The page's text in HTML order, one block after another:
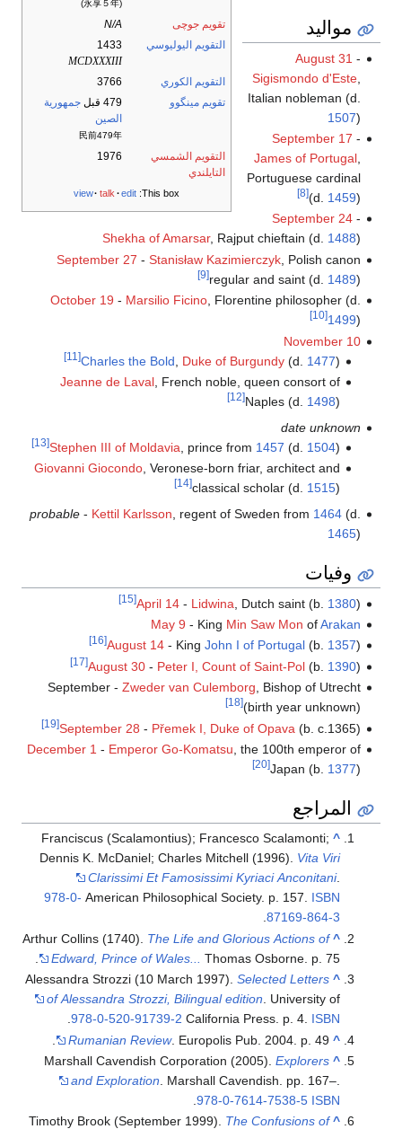
(永享５年)
تقويم جوچى
N/A
التقويم اليوليوسي
1433
MCDXXXIII
التقويم الكوري
3766
تقويم مينگوو
479 قبل
جمهورية
الصين
民前479年
التقويم الشمسي
التايلندي
1976
This box:
view talk edit
مواليد
August 31 -
Sigismondo d'Este,
Italian nobleman (d.
1507)
September 17 -
James of Portugal,
Portuguese cardinal
(d. 1459)
[8]
September 24-
Shekha of Amarsar, Rajput chieftain (d. 1488)
September 27 - Stanisław Kazimierczyk, Polish canon
regular and saint (d. 1489)
[9]
October 19 - Marsilio Ficino, Florentine philosopher (d.
1499)
[10]
November 10
Charles the Bold
Duke of Burgundy (d. 1477)
[11]
Jeanne de Laval , French noble, queen consort of
Naples (d. 1498)
[12]
date unknown
Stephen III of Moldavia , prince from 1457 (d. 1504)
[13]
Giovanni Giocondo, Veronese-born friar, architect and
classical scholar (d. 1515)
[14]
probable- Kettil Karlsson, regent of Sweden from 1464(d.
1465)
وفيات
April 14- Lidwina , Dutch saint (b. 1380)
[15]
May 9 - King Min Saw Mon ofArakan
August 14- King John I of Portugal(b. 1357)
[16]
August 30- Peter I, Count of Saint-Pol(b. 1390)
[17]
September - Zweder van Culemborg, Bishop of Utrecht
(birth year unknown)
[18]
September 28 - Přemek I, Duke of Opava (b. c.1365)
[19]
December 1 - Emperor Go-Komatsu , the 100th emperor of
Japan (b. 1377)
[20]
المراجع
^
Franciscus (Scalamontius); Francesco Scalamonti;
Dennis K. McDaniel; Charles Mitchell (1996). Vita Viri
Clarissimi Et Famosissimi Kyriaci Anconitani.
American Philosophical Society. p. 157. ISBN
978-0-
87169-864-3
.
^
Arthur Collins (1740). The Life and Glorious Actions of
Edward, Prince of Wales...
Thomas Osborne. p. 75.
^
Alessandra Strozzi (10 March 1997).Selected Letters
of Alessandra Strozzi, Bilingual edition . University of
California Press. p. 4. ISBN
978-0-520-91739-2
.
^
Rumanian Review. Europolis Pub. 2004. p. 49.
^
Marshall Cavendish Corporation (2005).Explorers
and Exploration . Marshall Cavendish. pp. 167–.
ISBN
978-0-7614-7538-5
.
^
Timothy Brook (September 1999). The Confusions of